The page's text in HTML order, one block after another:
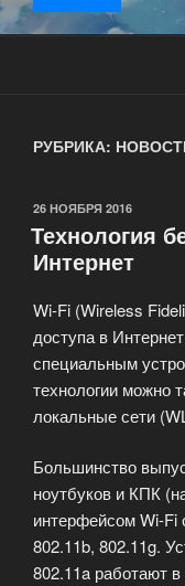
РУБРИКА:
ОПУБЛИКОВАНО
26 НОЯБРЯ 2016
Технология
Интернет
Wi-Fi (Wireless
доступа в
специальным
технологии можно
локальные сети
Большинство
ноутбуков и КПК
интерфейсом Wi-Fi
802.11b, 802.11g.
802.11a работают